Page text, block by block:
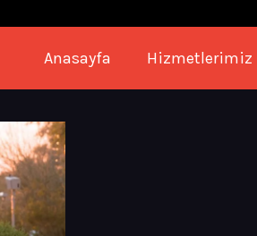
Anasayfa Hizmetlerimiz